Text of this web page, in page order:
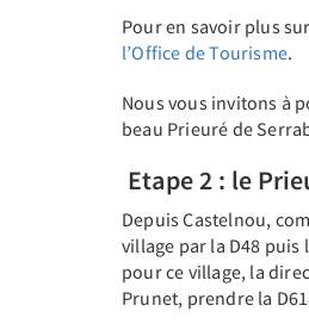
Pour en savoir plus
l’Office de Tourisme.
Nous vous invitons à
beau Prieuré de
Etape 2 : le
Depuis Castelnou,
village par la D48 puis
pour ce village, la
Prunet, prendre la